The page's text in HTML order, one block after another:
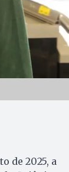
de 2025, a